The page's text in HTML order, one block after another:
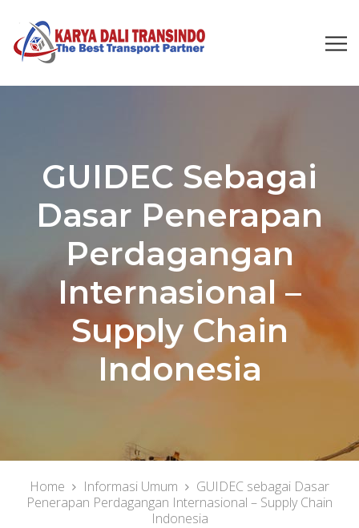
GUIDEC Sebagai
Dasar Penerapan
Perdagangan
Internasional –
Supply Chain
Indonesia
Home Informasi Umum
GUIDEC sebagai Dasar
Penerapan Perdagangan Internasional – Supply Chain
Indonesia